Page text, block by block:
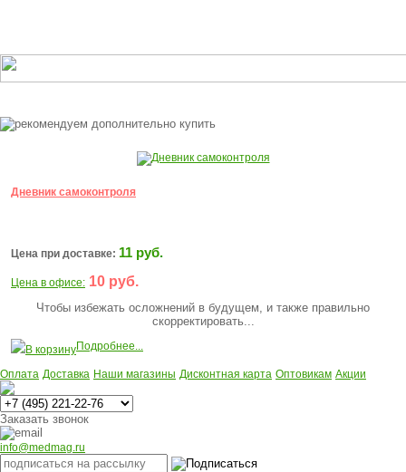
Дневник самоконтроля
Цена при доставке: 11 руб.
Цена в офисе: 10 руб.
Чтобы избежать осложнений в будущем, и также правильно
скорректировать...
В корзинуПодробнее...
Оплата Доставка Наши магазины Дисконтная карта Оптовикам Акции
Заказать звонок
info@medmag.ru